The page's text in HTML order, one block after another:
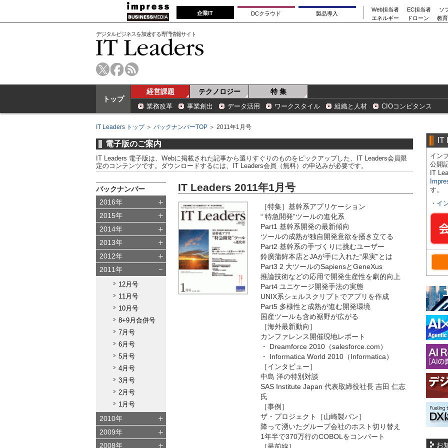
企業IT DCクラウド 製品導入
Web担当者 EC担当者
ソ
エネルギー
ドローン 教
デジタルビジネスを加速する専門情報サイト
トップ
経営課題 テクノロジー 特 集
業務改革 事業創出 データ活用 ワークスタイル 組織と人材 CIOコンピタンス
IT Leaders トップ＞ バックナンバーTOP ＞ 2011年1月号
電子版のご案内
IT Leaders 電子版は、Webに掲載された記事から選りすぐりのものをピックアップした、IT Leaders会員限
定のコンテンツです。ダウンロードするには、IT Leaders会員（無料）の申込みが必要です。
バックナンバー
2016年
2015年
2014年
2013年
2012年
2011年
12月号
11月号
10月号
8+9月合併号
7月号
6月号
5月号
4月号
3月号
2月号
1月号
2010年
2009年
2008年
IT Leaders 2011年1月号
［特集］基幹系アプリケーション
“ 特急開発”ツールの進化系
Part1 基幹系開発の最新傾向
ツールの成熟が独自開発意欲を掻き立てる
Part2 基幹系の手づくりに挑むユーザー
鈴廣蒲鉾本店とJAが手に入れた“果実”とは
Part3 2 大ツールのSapiensとGeneXus
推論技術などの応用で開発生産性を劇的向上
Part4 ユニケージ開発手法の実態
UNIX系シェルスクリプトでアプリを作成
Part5 多様性と成熟が進む開発環境
国産ツールも含め裾野が広がる
［海外最新動向］
カンファレンス開催現地レポート
・ Dreamforce 2010（salesforce.com）
・ Informatica World 2010（Informatica）
［インタビュー］
中島 洋の特別対談
SAS Institute Japan 代表取締役社長 吉田 仁志
氏
［事例］
ザ・プロジェクト［山崎製パン］
降って湧いたグループ会社のホスト切り替え
1年半で370万行のCOBOLをコンバート
IT
イン
公開
IT
す。
・ イ
お